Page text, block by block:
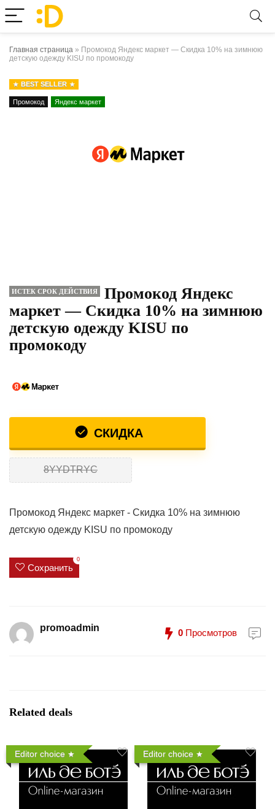
Главная страница » Промокод Яндекс маркет — Скидка 10% на зимнюю
детскую одежду KISU по промокоду
BEST SELLER
Промокод Яндекс маркет
ИСТЕК СРОК ДЕЙСТВИЯ
Промокод Яндекс
маркет — Скидка 10% на зимнюю
детскую одежду KISU по
промокоду
СКИДКА
8YYDTRYC
Промокод Яндекс маркет - Скидка 10% на зимнюю
детскую одежду KISU по промокоду
Сохранить
0
promoadmin 0 Просмотров
Related deals
Editor choice Editor choice